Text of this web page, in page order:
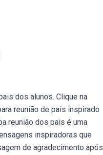
dos alunos. Clique na
reunião de pais inspirado
reunião dos pais é uma
inspiradoras que
de agradecimento após